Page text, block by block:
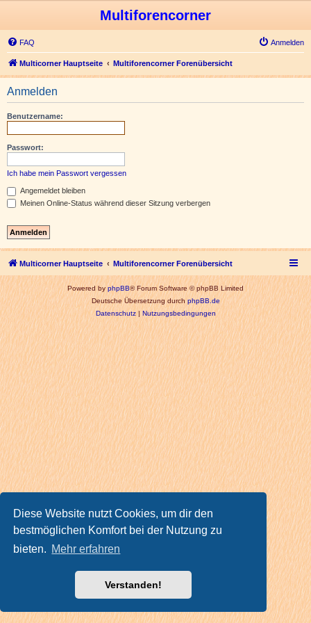
Diese Website nutzt Cookies, um dir den
bestmöglichen Komfort bei der Nutzung zu
bieten. Mehr erfahren
Verstanden!
Multiforencorner
FAQ Anmelden
Multicorner Hauptseite Multiforencorner Forenübersicht
Anmelden
Benutzername:
Passwort:
Ich habe mein Passwort vergessen
Angemeldet bleiben
Meinen Online-Status während dieser Sitzung verbergen
Multicorner Hauptseite Multiforencorner Forenübersicht
Powered byphpBB® Forum Software © phpBB Limited
Deutsche Übersetzung durchphpBB.de
Datenschutz| Nutzungsbedingungen